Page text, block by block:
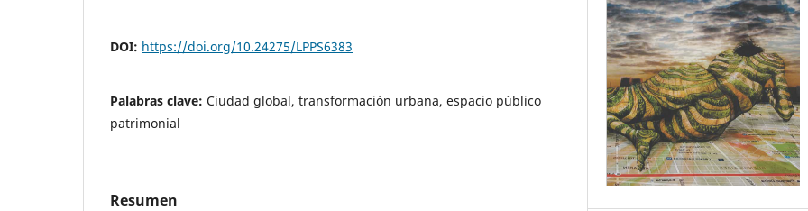
DOI: https://doi.org/10.24275/LPPS6383
Palabras clave: Ciudad global, transformación urbana, espacio público
patrimonial
Resumen